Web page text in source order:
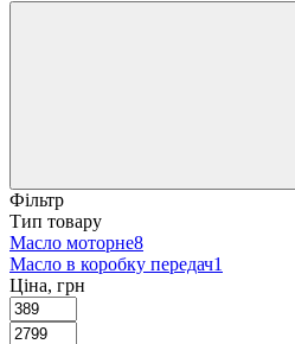
Фільтр
Тип товару
Масло моторне8
Масло в коробку передач1
Ціна, грн